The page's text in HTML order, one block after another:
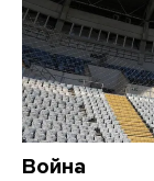
Война